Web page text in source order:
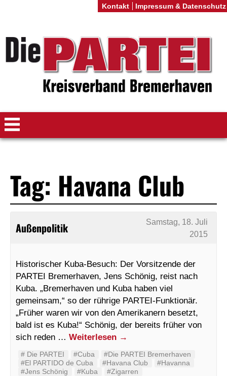
Tag: Havana Club
Außenpolitik
Samstag, 18. Juli
2015
Historischer Kuba-Besuch: Der Vorsitzende der
PARTEI Bremerhaven, Jens Schönig, reist nach
Kuba. „Bremerhaven und Kuba haben viel
gemeinsam,“ so der rührige PARTEI-Funktionär.
„Früher waren wir von den Amerikanern besetzt,
bald ist es Kuba!“ Schönig, der bereits früher von
sich reden … Weiterlesen →
#‬ ‪Die PARTEI‬ #Cuba
#Die PARTEI Bremerhaven
#El PARTIDO de Cuba
#Havana Club
#Havanna
#Jens Schönig
#Kuba #Zigarren
Kontakt Impressum & Datenschutz